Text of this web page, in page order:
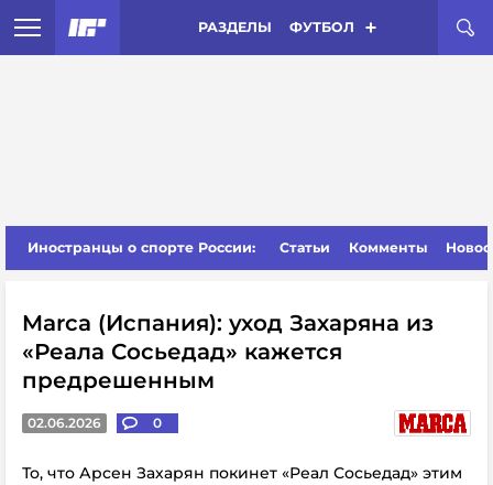
РАЗДЕЛЫ ФУТБОЛ
Иностранцы о спорте России: Статьи Комменты
Marca (Испания): уход Захаряна из
«Реала Сосьедад» кажется
предрешенным
02.06.2026 0
То, что Арсен Захарян покинет «Реал Сосьедад» этим